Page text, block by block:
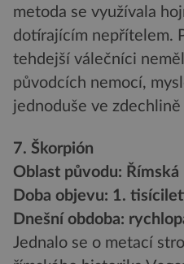
metoda se využívala
dotírajícím nepřítelem.
tehdejší válečníci
původcích nemocí,
jednoduše ve zdechlině
7. Škorpión
Oblast původu:
Doba objevu: 1.
Dnešní obdoba:
Jednalo se o metací